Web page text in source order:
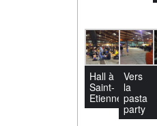
Hall à
Saint-
Etienne
Vers
la
pasta
party